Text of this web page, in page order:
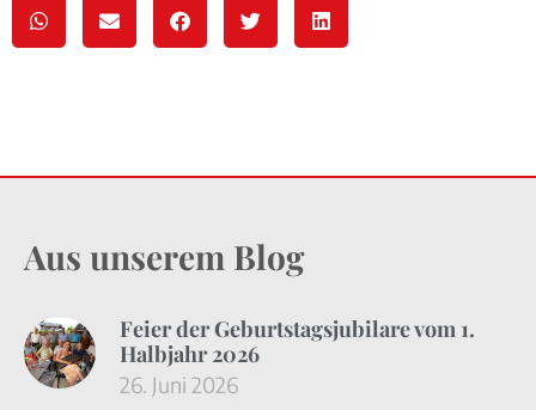
Aus unserem Blog
Feier der Geburtstagsjubilare vom 1.
Halbjahr 2026
26. Juni 2026